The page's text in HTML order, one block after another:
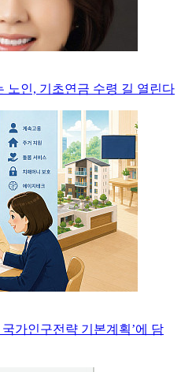
노인, 기초연금 수령 길 열린다
가인구전략 기본계획’에 담